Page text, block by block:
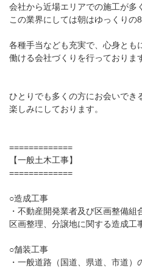
会社から近場エリアでの施工が多
この業界にしては朝はゆっくりの8
各種手当なども充実で、心身とも
働ける会社づくりを行っておりま
ひとりでも多くの方にお会いでき
楽しみにしております。
=============
【一般土木工事】
=============
○造成工事
・不動産開発業者及び区画整備組
区画整理、分譲地に関する造成工
○舗装工事
・一般道路（国道、県道、市道）